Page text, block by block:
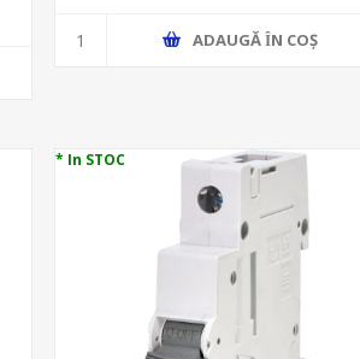
ADAUGĂ ȊN COŞ
* In STOC